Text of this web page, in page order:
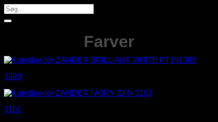
Søg
efter:
Farver
1393
3101